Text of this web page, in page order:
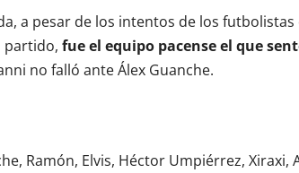
a pesar de los intentos de los futbolistas
partido, fue el equipo pacense el que
no falló ante Álex Guanche.
Ramón, Elvis, Héctor Umpiérrez, Xiraxi,